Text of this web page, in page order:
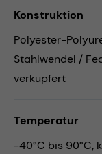
Konstruktion
Polyester-
Stahlwendel /
verkupfert
Temperatur
-40°C bis 90°C,